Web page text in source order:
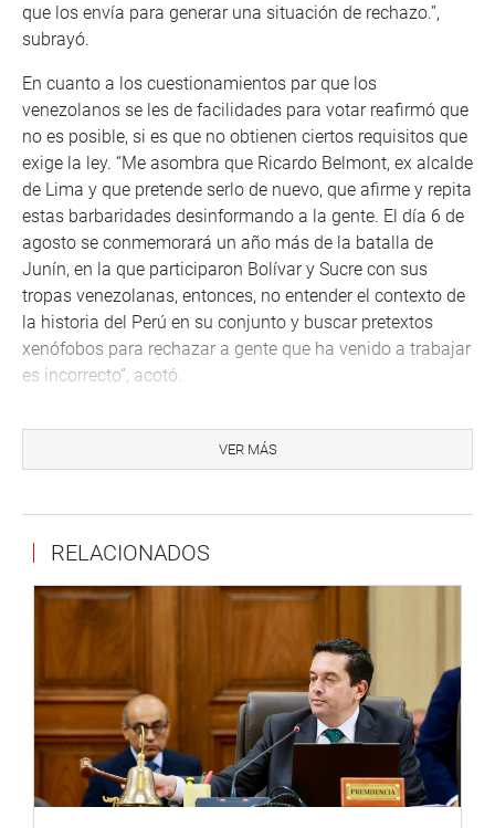
que los envía para generar una situación de rechazo.”,
subrayó.
En cuanto a los cuestionamientos par que los
venezolanos se les de facilidades para votar reafirmó que
no es posible, si es que no obtienen ciertos requisitos que
exige la ley. “Me asombra que Ricardo Belmont, ex alcalde
de Lima y que pretende serlo de nuevo, que afirme y repita
estas barbaridades desinformando a la gente. El día 6 de
agosto se conmemorará un año más de la batalla de
Junín, en la que participaron Bolívar y Sucre con sus
tropas venezolanas, entonces, no entender el contexto de
la historia del Perú en su conjunto y buscar pretextos
xenófobos para rechazar a gente que ha venido a trabajar
es incorrecto”, acotó.
partes se filtran delincuentes y cree que el gobierno
venezolano está mandando algunos delincuentes para
he visto a las propias organizaciones de ciudadanos
ingresar al Perú porque para ello deberán pedirles
antecedentes penales y judiciales. El que no los tiene no
entra, pero eso no implica rechazarlos, debemos mostrar
solidaridad en un momento difícil”, finalizó.(MCGH)
PRENSA CONGRESO 03-08-18
VER MÁS
RELACIONADOS